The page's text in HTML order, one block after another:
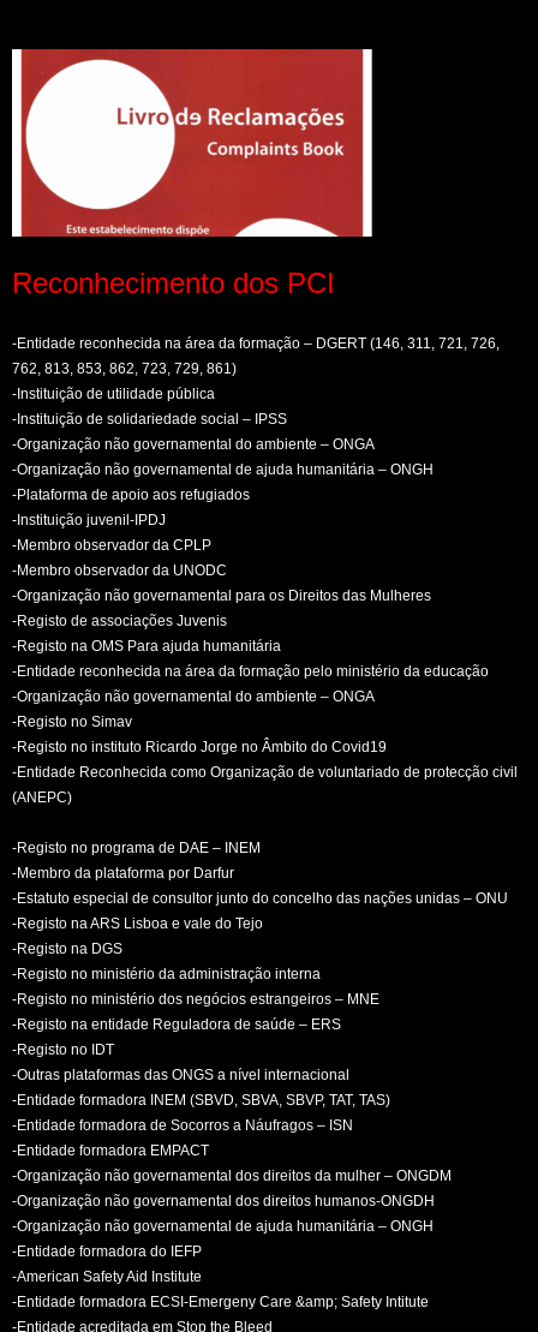
Reconhecimento dos PCI
-Entidade reconhecida na área da formação – DGERT (146, 311, 721, 726,
762, 813, 853, 862, 723, 729, 861)
-Instituição de utilidade pública
-Instituição de solidariedade social – IPSS
-Organização não governamental do ambiente – ONGA
-Organização não governamental de ajuda humanitária – ONGH
-Plataforma de apoio aos refugiados
-Instituição juvenil-IPDJ
-Membro observador da CPLP
-Membro observador da UNODC
-Organização não governamental para os Direitos das Mulheres
-Registo de associações Juvenis
-Registo na OMS Para ajuda humanitária
-Entidade reconhecida na área da formação pelo ministério da educação
-Organização não governamental do ambiente – ONGA
-Registo no Simav
-Registo no instituto Ricardo Jorge no Âmbito do Covid19
-Entidade Reconhecida como Organização de voluntariado de protecção civil
(ANEPC)
-Registo no programa de DAE – INEM
-Membro da plataforma por Darfur
-Estatuto especial de consultor junto do concelho das nações unidas – ONU
-Registo na ARS Lisboa e vale do Tejo
-Registo na DGS
-Registo no ministério da administração interna
-Registo no ministério dos negócios estrangeiros – MNE
-Registo na entidade Reguladora de saúde – ERS
-Registo no IDT
-Outras plataformas das ONGS a nível internacional
-Entidade formadora INEM (SBVD, SBVA, SBVP, TAT, TAS)
-Entidade formadora de Socorros a Náufragos – ISN
-Entidade formadora EMPACT
-Organização não governamental dos direitos da mulher – ONGDM
-Organização não governamental dos direitos humanos-ONGDH
-Organização não governamental de ajuda humanitária – ONGH
-Entidade formadora do IEFP
-American Safety Aid Institute
-Entidade formadora ECSI-Emergeny Care &amp; Safety Intitute
-Entidade acreditada em Stop the Bleed